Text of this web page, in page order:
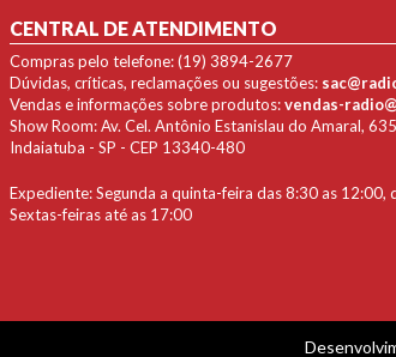
CENTRAL DE ATENDIMENTO
Compras pelo telefone: (19) 3894-2677
Dúvidas, críticas, reclamações ou sugestões:
Vendas e informações sobre produtos:vendas-
Show Room: Av. Cel. Antônio Estanislau do Amaral,
Indaiatuba - SP - CEP 13340-480
Expediente: Segunda a quinta-feira das 8:30 as 12:00,
Sextas-feiras até as 17:00